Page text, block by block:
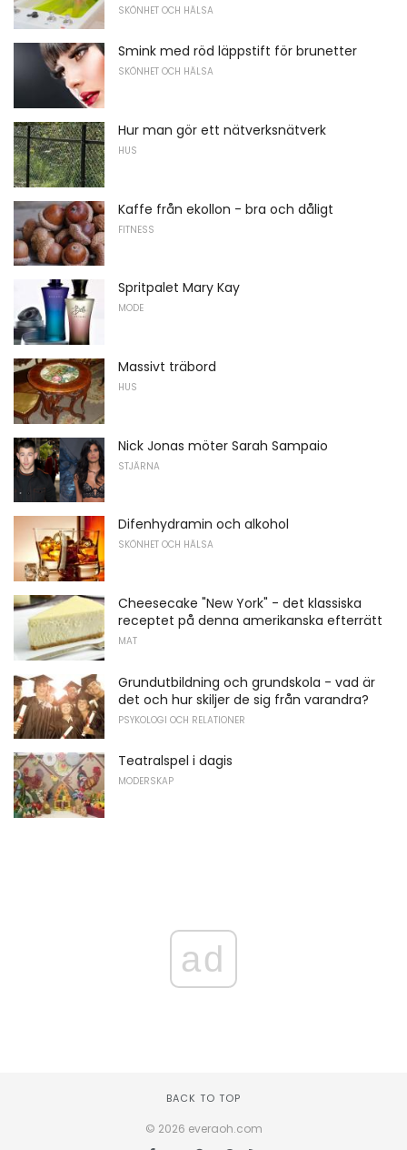
SKÖNHET OCH HÄLSA
Smink med röd läppstift för brunetter
SKÖNHET OCH HÄLSA
Hur man gör ett nätverksnätverk
HUS
Kaffe från ekollon - bra och dåligt
FITNESS
Spritpalet Mary Kay
MODE
Massivt träbord
HUS
Nick Jonas möter Sarah Sampaio
STJÄRNA
Difenhydramin och alkohol
SKÖNHET OCH HÄLSA
Cheesecake "New York" - det klassiska
receptet på denna amerikanska efterrätt
MAT
Grundutbildning och grundskola - vad är
det och hur skiljer de sig från varandra?
PSYKOLOGI OCH RELATIONER
Teatralspel i dagis
MODERSKAP
ad
BACK TO TOP
© 2026 everaoh.com